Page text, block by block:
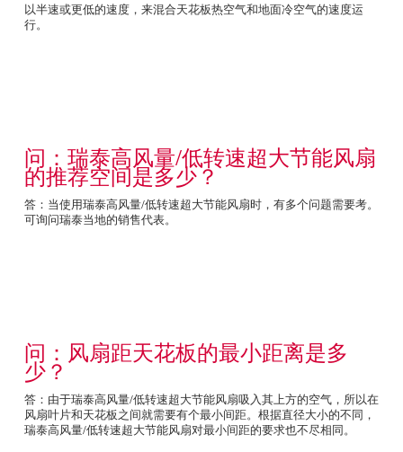
以半速或更低的速度，来混合天花板热空气和地面冷空气的速度运
行。
问：瑞泰高风量/低转速超大节能风扇
的推荐空间是多少？
答：当使用瑞泰高风量/低转速超大节能风扇时，有多个问题需要考。
可询问瑞泰当地的销售代表。
问：风扇距天花板的最小距离是多
少？
答：由于瑞泰高风量/低转速超大节能风扇吸入其上方的空气，所以在
风扇叶片和天花板之间就需要有个最小间距。根据直径大小的不同，
瑞泰高风量/低转速超大节能风扇对最小间距的要求也不尽相同。